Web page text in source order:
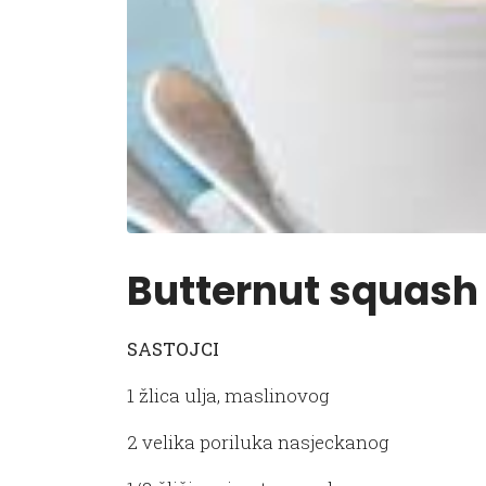
Butternut
SASTOJCI
1 žlica ulja, maslinovog
2 velika poriluka nasjeckanog